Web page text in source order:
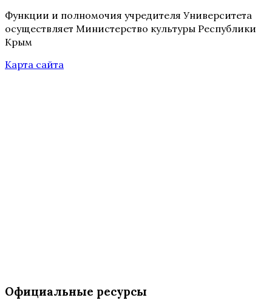
Функции и полномочия учредителя Университета
осуществляет Министерство культуры Республики
Крым
Карта сайта
Официальные ресурсы